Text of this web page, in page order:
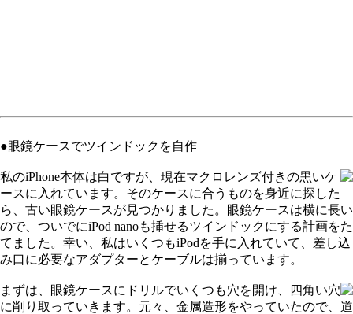
●眼鏡ケースでツインドックを自作
私のiPhone本体は白ですが、現在マクロレンズ付きの黒いケ
ースに入れています。そのケースに合うものを身近に探した
ら、古い眼鏡ケースが見つかりました。眼鏡ケースは横に長い
ので、ついでにiPod nanoも挿せるツインドックにする計画をた
てました。幸い、私はいくつもiPodを手に入れていて、差し込
み口に必要なアダプターとケーブルは揃っています。
まずは、眼鏡ケースにドリルでいくつも穴を開け、四角い穴
に削り取っていきます。元々、金属造形をやっていたので、道